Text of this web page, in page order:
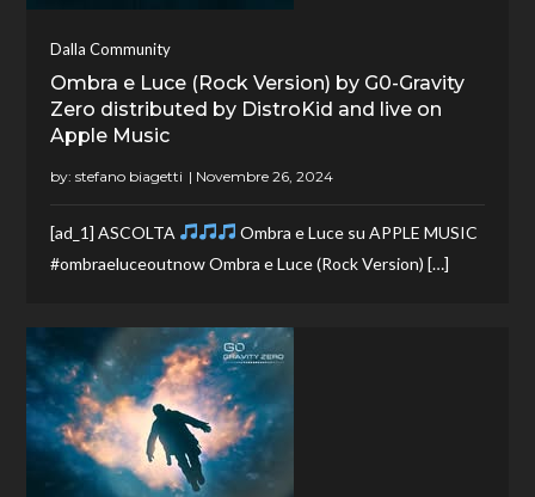
Dalla Community
Ombra e Luce (Rock Version) by G0-Gravity
Zero distributed by DistroKid and live on
Apple Music
by:stefano biagetti
[ad_1] ASCOLTA
Ombra e Luce su APPLE MUSIC
#ombraeluceoutnow Ombra e Luce (Rock Version) […]